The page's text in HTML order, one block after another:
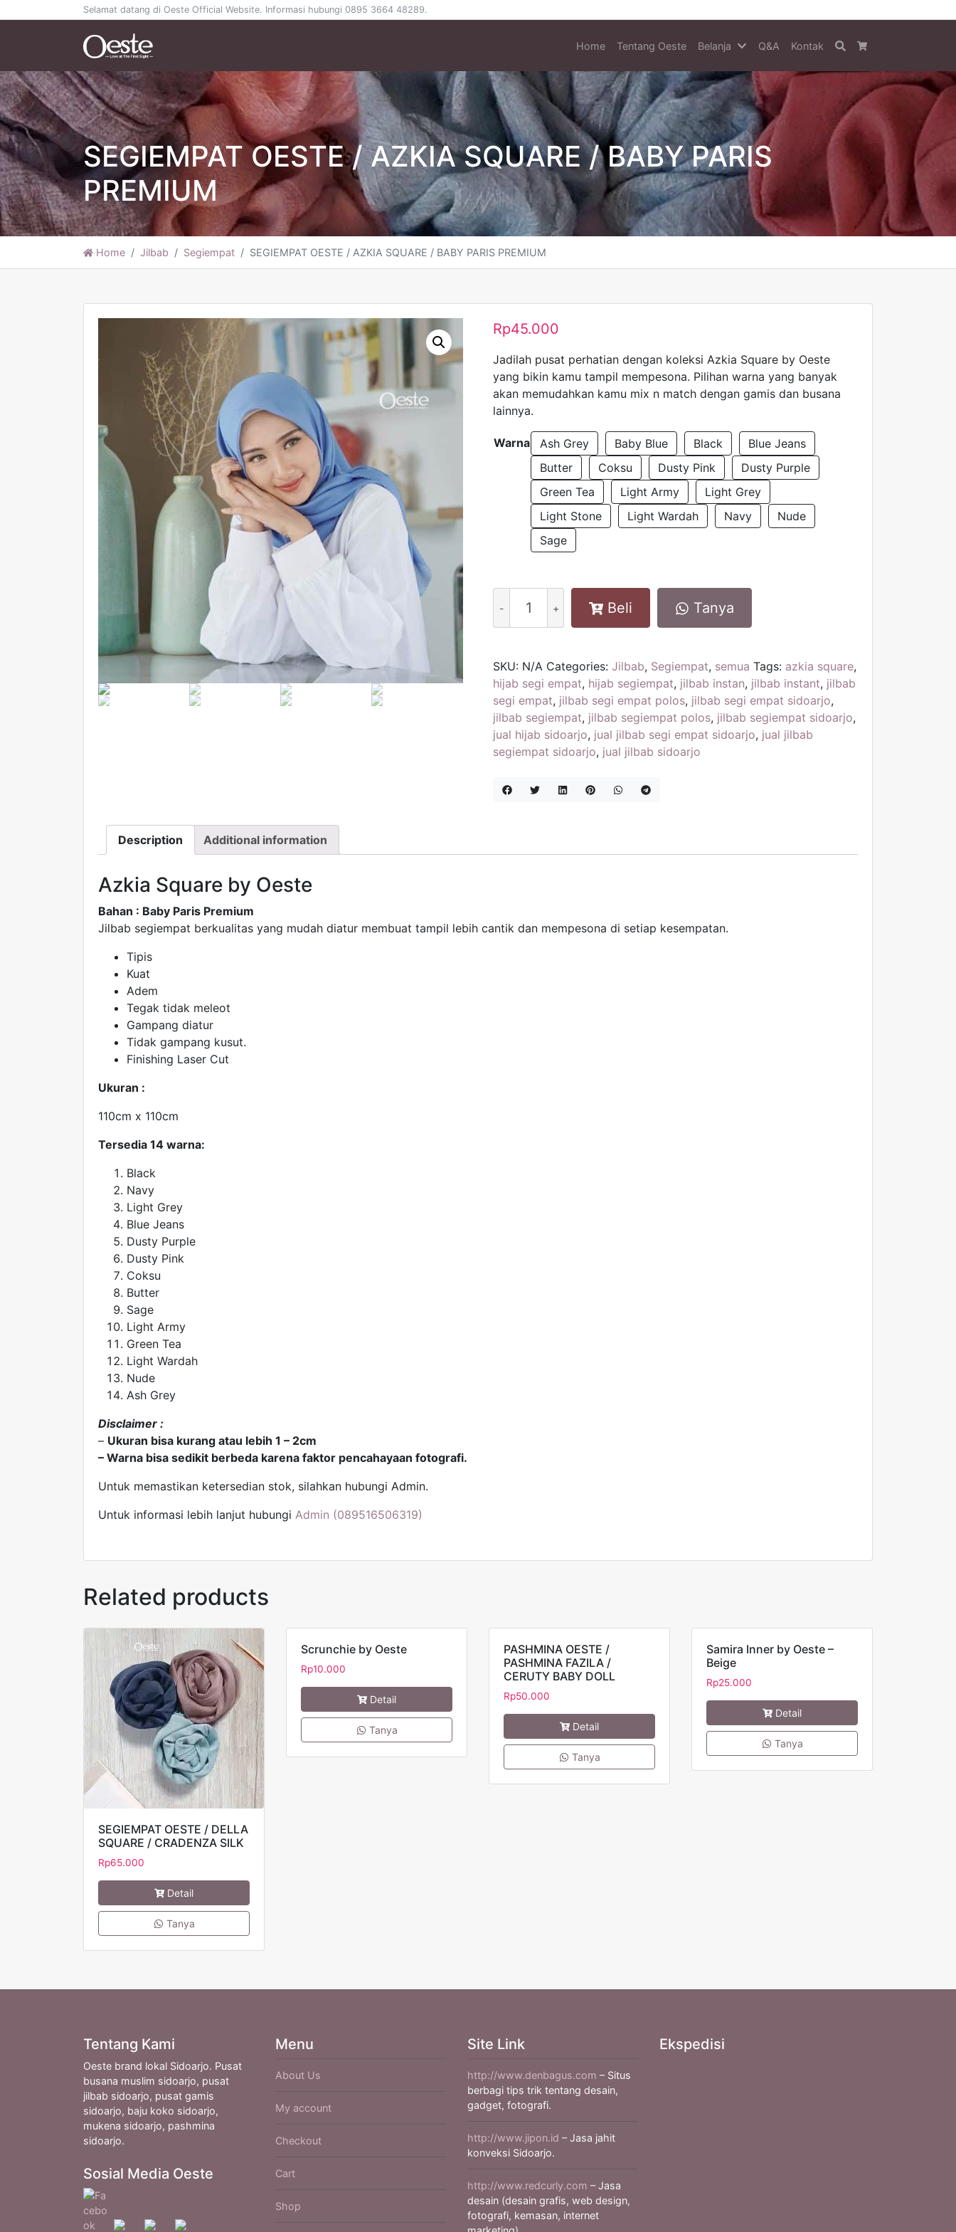
Selamat datang di Oeste Official Website. Informasi hubungi 0895 3664 48289.
Home Tentang Oeste Belanja Q&A Kontak Search
SEGIEMPAT OESTE / AZKIA SQUARE / BABY PARIS
PREMIUM
Home Jilbab Segiempat SEGIEMPAT OESTE / AZKIA SQUARE / BABY PARIS PREMIUM
Rp45.000
Jadilah pusat perhatian dengan koleksi Azkia Square by Oeste
yang bikin kamu tampil mempesona. Pilihan warna yang banyak
akan memudahkan kamu mix n match dengan gamis dan busana
lainnya.
Warna Ash Grey Baby Blue Black
Blue Jeans
Butter
Coksu Dusty Pink
Dusty Purple
Green Tea
Light Army
Light Grey
Light Stone
Light Wardah Navy
Nude
Sage
OESTE
/
SQUARE
/
BABY
PARIS
PREMIUM
quantity
Beli Tanya
SKU: N/A Categories:Jilbab, Segiempat, semua Tags: azkia square,
hijab segi empat, hijab segiempat, jilbab instan, jilbab instant, jilbab
segi empat, jilbab segi empat polos, jilbab segi empat sidoarjo,
jilbab segiempat, jilbab segiempat polos, jilbab segiempat sidoarjo,
jual hijab sidoarjo, jual jilbab segi empat sidoarjo, jual jilbab
segiempat sidoarjo, jual jilbab sidoarjo
Description Additional information
Azkia Square by Oeste
Bahan : Baby Paris Premium
Jilbab segiempat berkualitas yang mudah diatur membuat tampil lebih cantik dan mempesona di setiap kesempatan.
Tipis
Kuat
Adem
Tegak tidak meleot
Gampang diatur
Tidak gampang kusut.
Finishing Laser Cut
Ukuran :
110cm x 110cm
Tersedia 14 warna:
Black
Navy
Light Grey
Blue Jeans
Dusty Purple
Dusty Pink
Coksu
Butter
Sage
Light Army
Green Tea
Light Wardah
Nude
Ash Grey
Disclaimer :
– Ukuran bisa kurang atau lebih 1 – 2cm
– Warna bisa sedikit berbeda karena faktor pencahayaan fotografi.
Untuk memastikan ketersedian stok, silahkan hubungi Admin.
Untuk informasi lebih lanjut hubungi Admin (089516506319)
Related products
SEGIEMPAT OESTE / DELLA
SQUARE / CRADENZA SILK
Rp65.000
Detail
Tanya
Scrunchie by Oeste
Rp10.000
Detail
Tanya
PASHMINA OESTE /
PASHMINA FAZILA /
CERUTY BABY DOLL
Rp50.000
Detail
Tanya
Samira Inner by Oeste –
Beige
Rp25.000
Detail
Tanya
Tentang Kami
Oeste brand lokal Sidoarjo. Pusat
busana muslim sidoarjo, pusat
jilbab sidoarjo, pusat gamis
sidoarjo, baju koko sidoarjo,
mukena sidoarjo, pashmina
sidoarjo.
Sosial Media Oeste
Menu
About Us
My account
Checkout
Cart
Shop
Site Link
http://www.denbagus.com – Situs
berbagi tips trik tentang desain,
gadget, fotografi.
http://www.jipon.id – Jasa jahit
konveksi Sidoarjo.
http://www.redcurly.com – Jasa
desain (desain grafis, web design,
fotografi, kemasan, internet
Ekspedisi